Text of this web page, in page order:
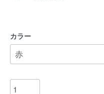
カラー